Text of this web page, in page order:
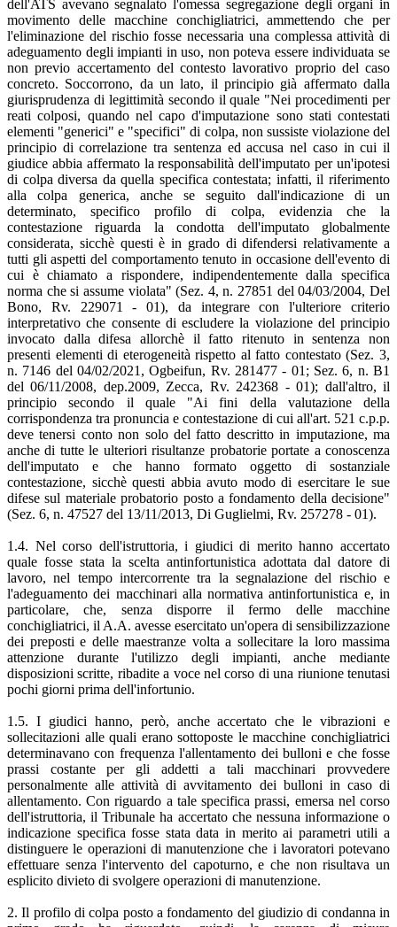
dell'ATS avevano segnalato l'omessa segregazione degli organi in
movimento delle macchine conchigliatrici, ammettendo che per
l'eliminazione del rischio fosse necessaria una complessa attività di
adeguamento degli impianti in uso, non poteva essere individuata se
non previo accertamento del contesto lavorativo proprio del caso
concreto. Soccorrono, da un lato, il principio già affermato dalla
giurisprudenza di legittimità secondo il quale "Nei procedimenti per
reati colposi, quando nel capo d'imputazione sono stati contestati
elementi "generici" e "specifici" di colpa, non sussiste violazione del
principio di correlazione tra sentenza ed accusa nel caso in cui il
giudice abbia affermato la responsabilità dell'imputato per un'ipotesi
di colpa diversa da quella specifica contestata; infatti, il riferimento
alla colpa generica, anche se seguito dall'indicazione di un
determinato, specifico profilo di colpa, evidenzia che la
contestazione riguarda la condotta dell'imputato globalmente
considerata, sicchè questi è in grado di difendersi relativamente a
tutti gli aspetti del comportamento tenuto in occasione dell'evento di
cui è chiamato a rispondere, indipendentemente dalla specifica
norma che si assume violata" (Sez. 4, n. 27851 del 04/03/2004, Del
Bono, Rv. 229071 - 01), da integrare con l'ulteriore criterio
interpretativo che consente di escludere la violazione del principio
invocato dalla difesa allorchè il fatto ritenuto in sentenza non
presenti elementi di eterogeneità rispetto al fatto contestato (Sez. 3,
n. 7146 del 04/02/2021, Ogbeifun, Rv. 281477 - 01; Sez. 6, n. B1
del 06/11/2008, dep.2009, Zecca, Rv. 242368 - 01); dall'altro, il
principio secondo il quale "Ai fini della valutazione della
corrispondenza tra pronuncia e contestazione di cui all'art. 521 c.p.p.
deve tenersi conto non solo del fatto descritto in imputazione, ma
anche di tutte le ulteriori risultanze probatorie portate a conoscenza
dell'imputato e che hanno formato oggetto di sostanziale
contestazione, sicchè questi abbia avuto modo di esercitare le sue
difese sul materiale probatorio posto a fondamento della decisione"
(Sez. 6, n. 47527 del 13/11/2013, Di Guglielmi, Rv. 257278 - 01).
1.4. Nel corso dell'istruttoria, i giudici di merito hanno accertato
quale fosse stata la scelta antinfortunistica adottata dal datore di
lavoro, nel tempo intercorrente tra la segnalazione del rischio e
l'adeguamento dei macchinari alla normativa antinfortunistica e, in
particolare, che, senza disporre il fermo delle macchine
conchigliatrici, il A.A. avesse esercitato un'opera di sensibilizzazione
dei preposti e delle maestranze volta a sollecitare la loro massima
attenzione durante l'utilizzo degli impianti, anche mediante
disposizioni scritte, ribadite a voce nel corso di una riunione tenutasi
pochi giorni prima dell'infortunio.
1.5. I giudici hanno, però, anche accertato che le vibrazioni e
sollecitazioni alle quali erano sottoposte le macchine conchigliatrici
determinavano con frequenza l'allentamento dei bulloni e che fosse
prassi costante per gli addetti a tali macchinari provvedere
personalmente alle attività di avvitamento dei bulloni in caso di
allentamento. Con riguardo a tale specifica prassi, emersa nel corso
dell'istruttoria, il Tribunale ha accertato che nessuna informazione o
indicazione specifica fosse stata data in merito ai parametri utili a
distinguere le operazioni di manutenzione che i lavoratori potevano
effettuare senza l'intervento del capoturno, e che non risultava un
esplicito divieto di svolgere operazioni di manutenzione.
2. Il profilo di colpa posto a fondamento del giudizio di condanna in